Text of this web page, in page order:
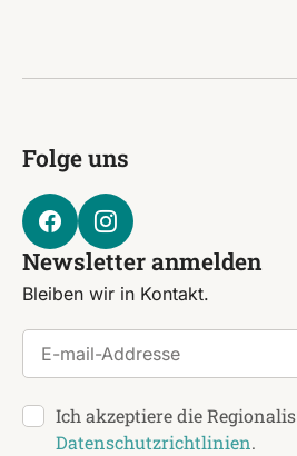
Folge uns
Newsletter anmelden
Bleiben wir in Kontakt.
E-mail-Addresse
Ich akzeptiere die Regionalis
Datenschutzrichtlinien.